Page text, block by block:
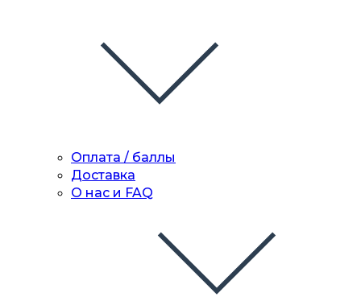
Оплата / баллы
Доставка
О нас и FAQ